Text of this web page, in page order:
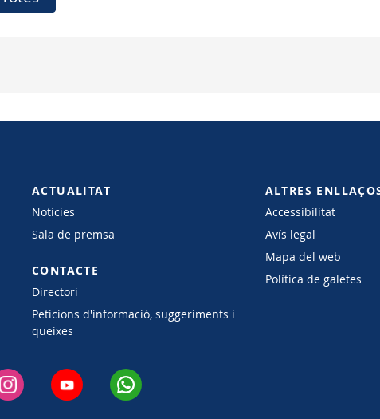
ACTUALITAT
Notícies
Sala de premsa
CONTACTE
Directori
Peticions d'informació, suggeriments i
queixes
ALTRES
Accessibilitat
Avís legal
Mapa del web
Política de galetes